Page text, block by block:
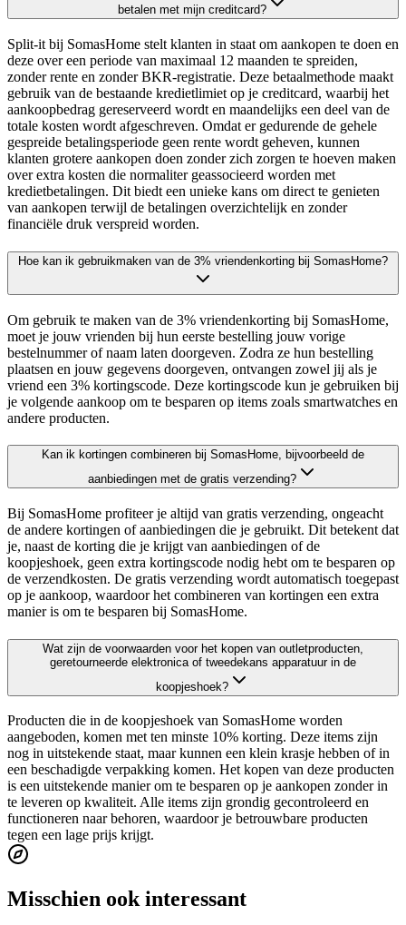
betalen met mijn creditcard?
Split-it bij SomasHome stelt klanten in staat om aankopen te doen en
deze over een periode van maximaal 12 maanden te spreiden,
zonder rente en zonder BKR-registratie. Deze betaalmethode maakt
gebruik van de bestaande kredietlimiet op je creditcard, waarbij het
aankoopbedrag gereserveerd wordt en maandelijks een deel van de
totale kosten wordt afgeschreven. Omdat er gedurende de gehele
gespreide betalingsperiode geen rente wordt geheven, kunnen
klanten grotere aankopen doen zonder zich zorgen te hoeven maken
over extra kosten die normaliter geassocieerd worden met
kredietbetalingen. Dit biedt een unieke kans om direct te genieten
van aankopen terwijl de betalingen overzichtelijk en zonder
financiële druk verspreid worden.
Hoe kan ik gebruikmaken van de 3% vriendenkorting bij SomasHome?
Om gebruik te maken van de 3% vriendenkorting bij SomasHome,
moet je jouw vrienden bij hun eerste bestelling jouw vorige
bestelnummer of naam laten doorgeven. Zodra ze hun bestelling
plaatsen en jouw gegevens doorgeven, ontvangen zowel jij als je
vriend een 3% kortingscode. Deze kortingscode kun je gebruiken bij
je volgende aankoop om te besparen op items zoals smartwatches en
andere producten.
Kan ik kortingen combineren bij SomasHome, bijvoorbeeld de
aanbiedingen met de gratis verzending?
Bij SomasHome profiteer je altijd van gratis verzending, ongeacht
de andere kortingen of aanbiedingen die je gebruikt. Dit betekent dat
je, naast de korting die je krijgt van aanbiedingen of de
koopjeshoek, geen extra kortingscode nodig hebt om te besparen op
de verzendkosten. De gratis verzending wordt automatisch toegepast
op je aankoop, waardoor het combineren van kortingen een extra
manier is om te besparen bij SomasHome.
Wat zijn de voorwaarden voor het kopen van outletproducten,
geretourneerde elektronica of tweedekans apparatuur in de
koopjeshoek?
Producten die in de koopjeshoek van SomasHome worden
aangeboden, komen met ten minste 10% korting. Deze items zijn
nog in uitstekende staat, maar kunnen een klein krasje hebben of in
een beschadigde verpakking komen. Het kopen van deze producten
is een uitstekende manier om te besparen op je aankopen zonder in
te leveren op kwaliteit. Alle items zijn grondig gecontroleerd en
functioneren naar behoren, waardoor je betrouwbare producten
tegen een lage prijs krijgt.
Misschien ook interessant